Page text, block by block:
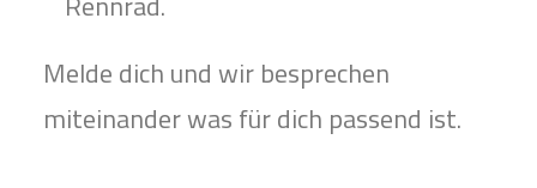
Melde dich und wir besprechen
miteinander was für dich passend ist.